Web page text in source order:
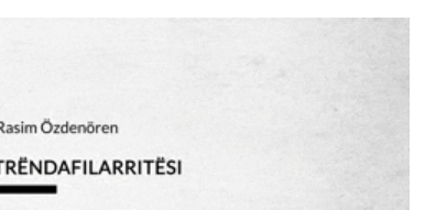
PARADITE ME NE